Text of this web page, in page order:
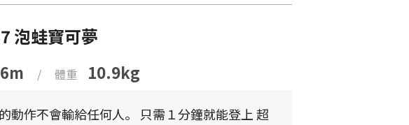
泡蛙寶可夢
/ 體重 10.9kg
動作不會輸給任何人。 只需１分鐘就能登上 超